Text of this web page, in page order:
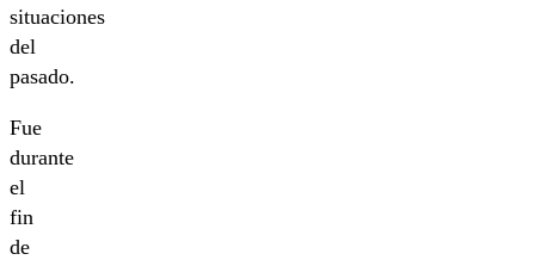
situaciones
del
pasado.
Fue
durante
el
fin
de